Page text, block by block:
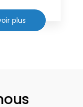
plus